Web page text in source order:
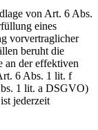
von Art. 6 Abs.
eines
vorvertraglicher
beruht die
an der effektiven
6 Abs. 1 lit. f
1 lit. a DSGVO)
jederzeit